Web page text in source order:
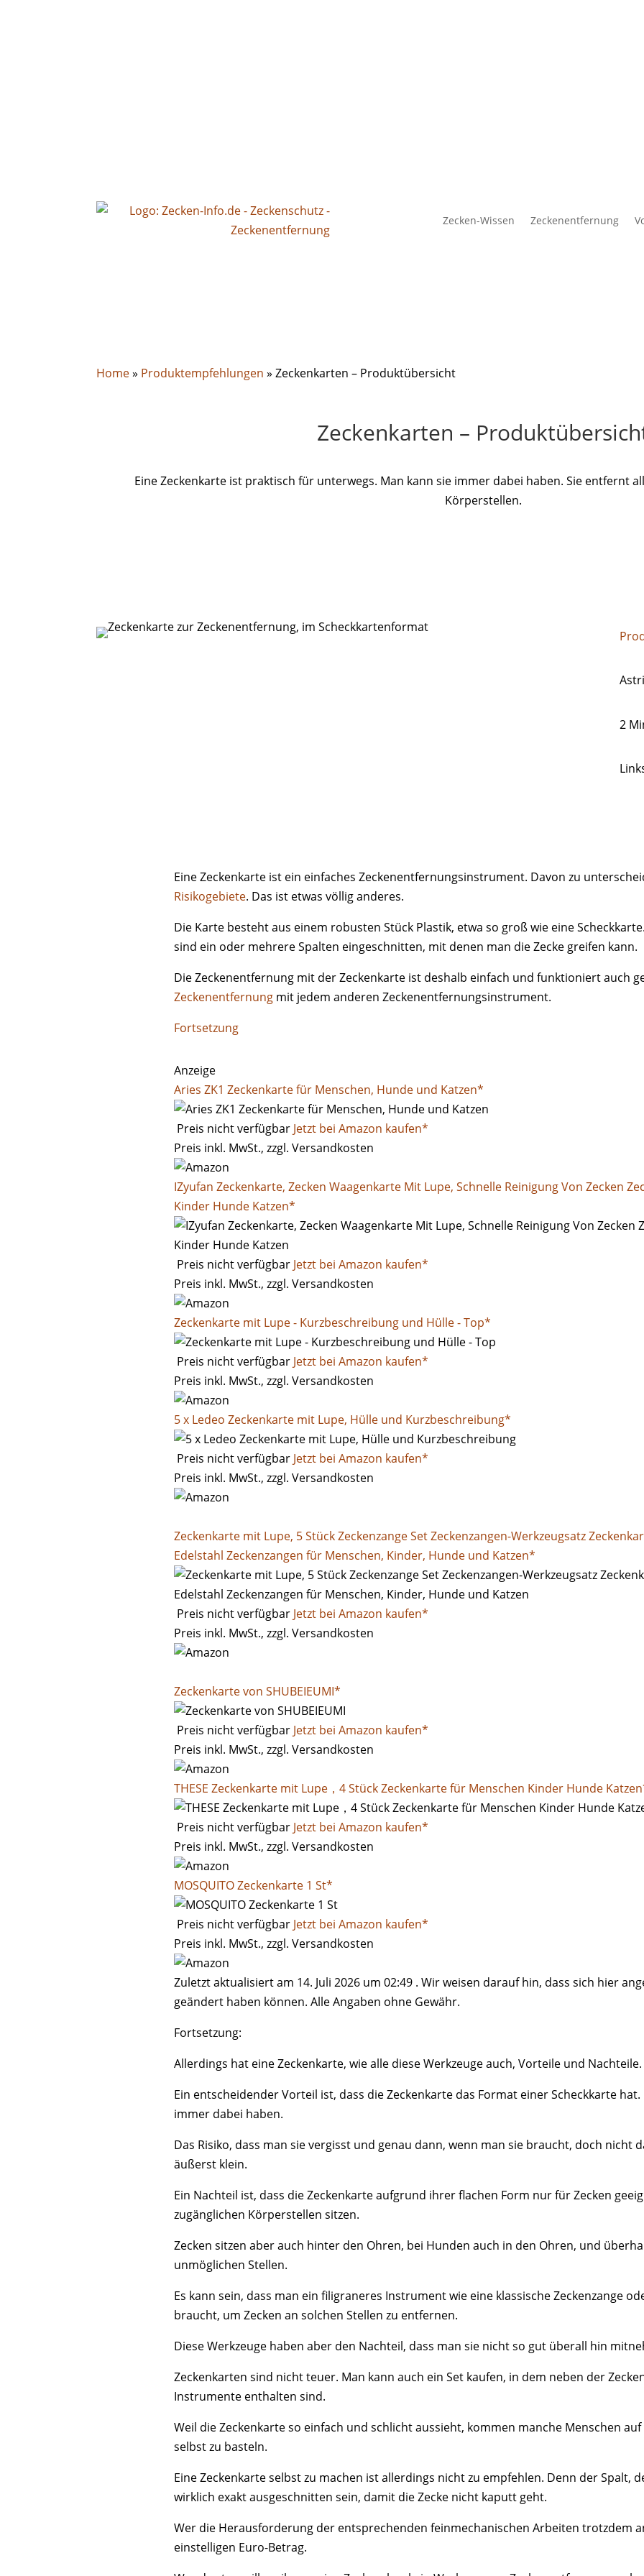
Zecken-Wissen Zeckenentfernung
Home» Produktempfehlungen »Zeckenkarten – Produktübersicht
Zeckenkarten –
Eine Zeckenkarte ist praktisch für unterwegs. Man kann sie immer dabei haben. Sie entfernt
Körperstellen.
2
Eine Zeckenkarte ist ein einfaches Zeckenentfernungsinstrument. Davon zu
Risikogebiete. Das ist etwas völlig anderes.
Die Karte besteht aus einem robusten Stück Plastik, etwa so groß wie eine
sind ein oder mehrere Spalten eingeschnitten, mit denen man die Zecke greifen kann.
Die Zeckenentfernung mit der Zeckenkarte ist deshalb einfach und funktioniert auch
Zeckenentfernungmit jedem anderen Zeckenentfernungsinstrument.
Fortsetzung
Anzeige
Aries ZK1 Zeckenkarte für Menschen, Hunde und Katzen*
Preis nicht verfügbar Jetzt bei Amazon kaufen*
Preis inkl. MwSt., zzgl. Versandkosten
IZyufan Zeckenkarte, Zecken Waagenkarte Mit Lupe, Schnelle Reinigung Von Zecken
Kinder Hunde Katzen*
Preis nicht verfügbar Jetzt bei Amazon kaufen*
Preis inkl. MwSt., zzgl. Versandkosten
Zeckenkarte mit Lupe - Kurzbeschreibung und Hülle - Top*
Preis nicht verfügbar Jetzt bei Amazon kaufen*
Preis inkl. MwSt., zzgl. Versandkosten
5 x Ledeo Zeckenkarte mit Lupe, Hülle und Kurzbeschreibung*
Preis nicht verfügbar Jetzt bei Amazon kaufen*
Preis inkl. MwSt., zzgl. Versandkosten
Zeckenkarte mit Lupe, 5 Stück Zeckenzange Set Zeckenzangen-Werkzeugsatz
Edelstahl Zeckenzangen für Menschen, Kinder, Hunde und Katzen*
Preis nicht verfügbar Jetzt bei Amazon kaufen*
Preis inkl. MwSt., zzgl. Versandkosten
Zeckenkarte von SHUBEIEUMI*
Preis nicht verfügbar Jetzt bei Amazon kaufen*
Preis inkl. MwSt., zzgl. Versandkosten
THESE Zeckenkarte mit Lupe，4 Stück Zeckenkarte für Menschen Kinder Hunde
Preis nicht verfügbar Jetzt bei Amazon kaufen*
Preis inkl. MwSt., zzgl. Versandkosten
MOSQUITO Zeckenkarte 1 St*
Preis nicht verfügbar Jetzt bei Amazon kaufen*
Preis inkl. MwSt., zzgl. Versandkosten
Zuletzt aktualisiert am 14. Juli 2026 um 02:49 . Wir weisen darauf hin, dass sich hier
geändert haben können. Alle Angaben ohne Gewähr.
Fortsetzung:
Allerdings hat eine Zeckenkarte, wie alle diese Werkzeuge auch, Vorteile und Nachteile.
Ein entscheidender Vorteil ist, dass die Zeckenkarte das Format einer Scheckkarte
immer dabei haben.
Das Risiko, dass man sie vergisst und genau dann, wenn man sie braucht, doch nicht
äußerst klein.
Ein Nachteil ist, dass die Zeckenkarte aufgrund ihrer flachen Form nur für Zecken
zugänglichen Körperstellen sitzen.
Zecken sitzen aber auch hinter den Ohren, bei Hunden auch in den Ohren, und
unmöglichen Stellen.
Es kann sein, dass man ein filigraneres Instrument wie eine klassische Zeckenzange
braucht, um Zecken an solchen Stellen zu entfernen.
Diese Werkzeuge haben aber den Nachteil, dass man sie nicht so gut überall hin
Zeckenkarten sind nicht teuer. Man kann auch ein Set kaufen, in dem neben der
Instrumente enthalten sind.
Weil die Zeckenkarte so einfach und schlicht aussieht, kommen manche Menschen
selbst zu basteln.
Eine Zeckenkarte selbst zu machen ist allerdings nicht zu empfehlen. Denn der Spalt,
wirklich exakt ausgeschnitten sein, damit die Zecke nicht kaputt geht.
Wer die Herausforderung der entsprechenden feinmechanischen Arbeiten trotzdem
einstelligen Euro-Betrag.